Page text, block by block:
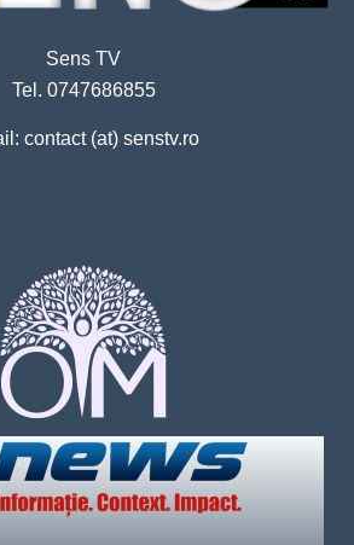
Sens TV
Tel. 0747686855
contact (at) senstv.ro